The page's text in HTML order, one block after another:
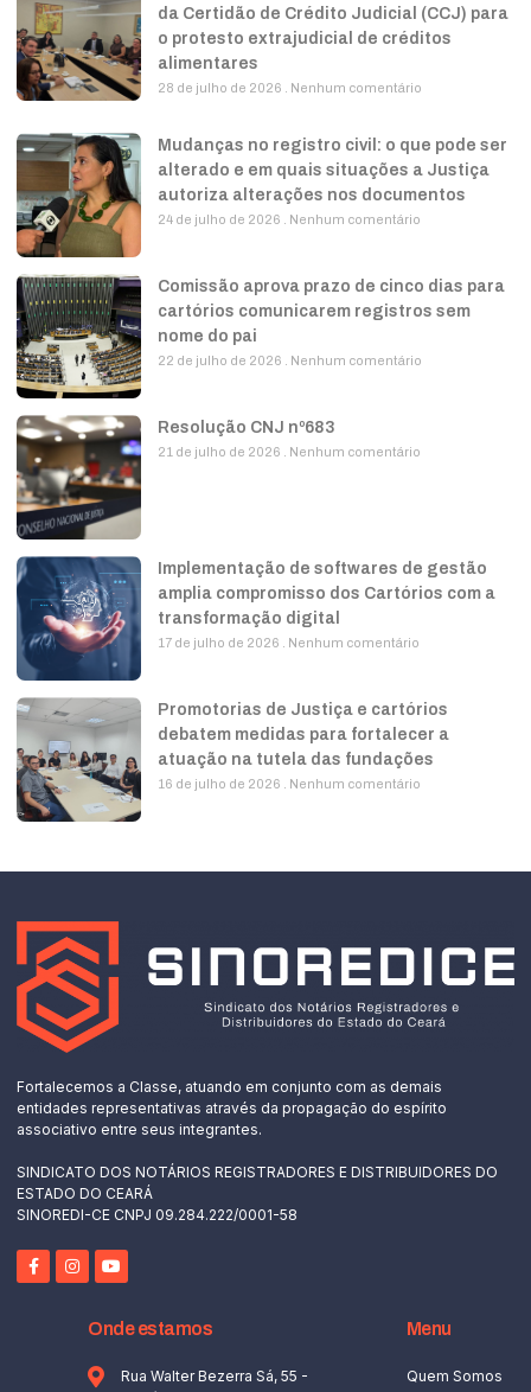
da Certidão de Crédito Judicial (CCJ) para
o protesto extrajudicial de créditos
alimentares
28 de julho de 2026 Nenhum comentário
Mudanças no registro civil: o que pode ser
alterado e em quais situações a Justiça
autoriza alterações nos documentos
24 de julho de 2026 Nenhum comentário
Comissão aprova prazo de cinco dias para
cartórios comunicarem registros sem
nome do pai
22 de julho de 2026 Nenhum comentário
Resolução CNJ nº683
21 de julho de 2026 Nenhum comentário
Implementação de softwares de gestão
amplia compromisso dos Cartórios com a
transformação digital
17 de julho de 2026 Nenhum comentário
Promotorias de Justiça e cartórios
debatem medidas para fortalecer a
atuação na tutela das fundações
16 de julho de 2026 Nenhum comentário
Fortalecemos a Classe, atuando em conjunto com as demais
entidades representativas através da propagação do espírito
associativo entre seus integrantes.
SINDICATO DOS NOTÁRIOS REGISTRADORES E DISTRIBUIDORES DO
ESTADO DO CEARÁ
SINOREDI-CE CNPJ 09.284.222/0001-58
Onde estamos
Rua Walter Bezerra Sá, 55 -
Menu
Quem Somos